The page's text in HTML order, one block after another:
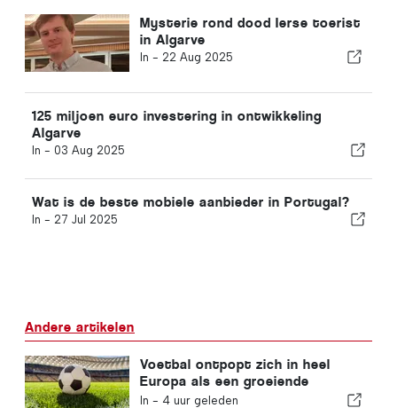
Mysterie rond dood Ierse toerist
in Algarve
In - 22 Aug 2025
125 miljoen euro investering in ontwikkeling
Algarve
In - 03 Aug 2025
Wat is de beste mobiele aanbieder in Portugal?
In - 27 Jul 2025
Andere artikelen
Voetbal ontpopt zich in heel
Europa als een groeiende
investeringskans
In - 4 uur geleden